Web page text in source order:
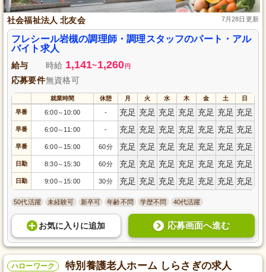
社会福祉法人 北友会 7月28日更新
フレシール岩槻の調理師・調理スタッフのパート・アル
バイト求人
給与 時給 1,141~1,260 円
応募要件無資格可
就業時間 休憩 月 火 水 木 金 土 日
早番 6:00～ 10:00 - 充足 充足 充足 充足 充足 充足 充足
早番 6:00～ 11:00 - 充足 充足 充足 充足 充足 充足 充足
早番 6:00～ 15:00 60分 充足 充足 充足 充足 充足 充足 充足
日勤 8:30～ 15:30 60分 充足 充足 充足 充足 充足 充足 充足
日勤 9:00～ 15:00 30分 充足 充足 充足 充足 充足 充足 充足
50代活躍 未経験可 新卒可 年齢不問 学歴不問 40代活躍
お気に入り に追加 応募画面へ進む
ハローワーク 特別養護老人ホーム しらさぎの求人